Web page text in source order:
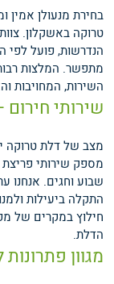
בחירת מנעולן אמין
טרוקה באשקלון.
הנדרשות, פועל לפי
מתפשר. המלצות
השירות, המחויבות
שירותי
מצב של דלת טרוקה
שבוע וחגים. אנחנו
התקלה ביעילות
חילוץ במקרים של
הדלת.
מגוון פתרונות